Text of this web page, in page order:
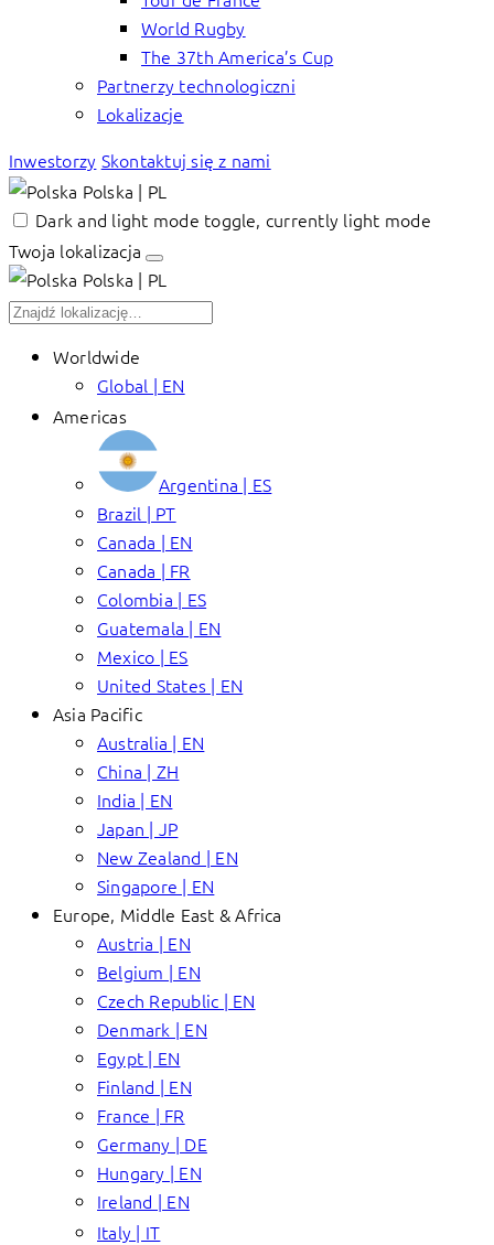
World Rugby
The 37th America’s Cup
Partnerzy technologiczni
Lokalizacje
Inwestorzy Skontaktuj się z nami
Polska | PL
Dark and light mode toggle, currently light mode
Twoja lokalizacja
Polska | PL
Worldwide
Global | EN
Americas
Argentina | ES
Brazil | PT
Canada | EN
Canada | FR
Colombia | ES
Guatemala | EN
Mexico | ES
United States | EN
Asia Pacific
Australia | EN
China | ZH
India | EN
Japan | JP
New Zealand | EN
Singapore | EN
Europe, Middle East & Africa
Austria | EN
Belgium | EN
Czech Republic | EN
Denmark | EN
Egypt | EN
Finland | EN
France | FR
Germany | DE
Hungary | EN
Ireland | EN
Italy | IT